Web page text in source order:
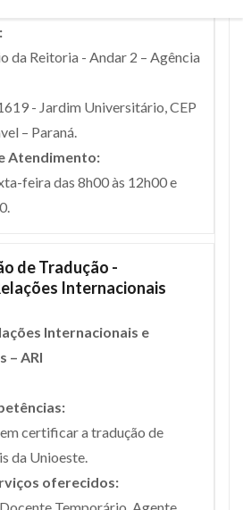
da Reitoria - Andar 2 – Agência
- Jardim Universitário, CEP
– Paraná.
Atendimento:
feira das 8h00 às 12h00 e
de Tradução -
Internacionais
Internacionais e
– ARI
certificar a tradução de
da Unioeste.
oferecidos: